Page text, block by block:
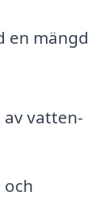
en mängd
vatten-
och